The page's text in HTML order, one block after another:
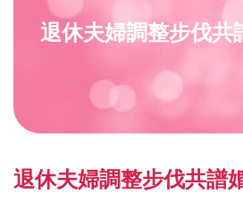
退休夫婦調整步伐共
退休夫婦調整步伐共譜